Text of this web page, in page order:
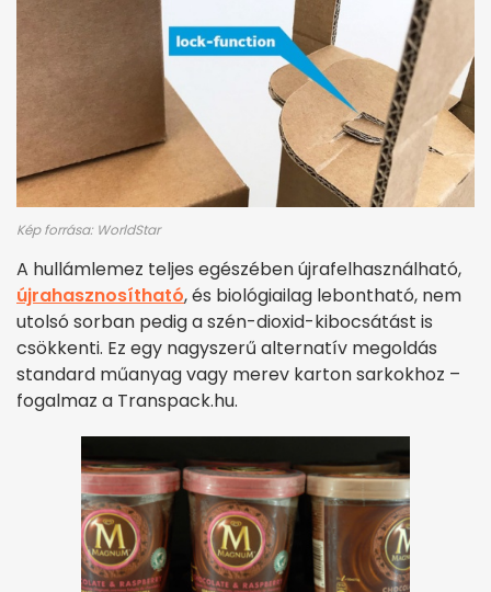
Kép forrása: WorldStar
A hullámlemez teljes egészében újrafelhasználható,
újrahasznosítható, és biológiailag lebontható, nem
utolsó sorban pedig a szén-dioxid-kibocsátást is
csökkenti. Ez egy nagyszerű alternatív megoldás
standard műanyag vagy merev karton sarkokhoz –
fogalmaz a Transpack.hu.